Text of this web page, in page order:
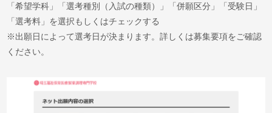
「希望学科」「選考種別（入試の種類）」「併願区分」「受験日 」
「選考料 」を選択もしくはチェックする
※出願日によって選考日が決まります。詳しくは募集要項をご確認
ください。